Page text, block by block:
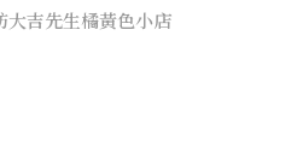
吉先生橘黃色小店